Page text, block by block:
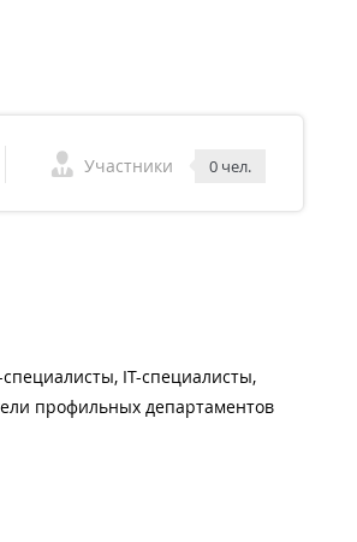
Участники 0 чел.
IT-специалисты,
профильных департаментов